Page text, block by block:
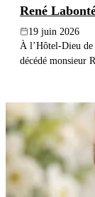
René
19 juin 2026
À l’Hôtel-Dieu de
décédé monsieur